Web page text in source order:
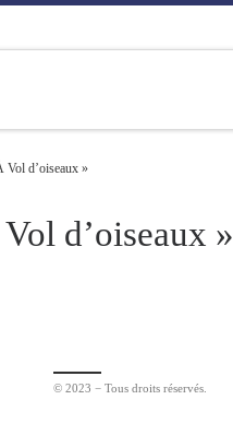
d’oiseaux »
d’oiseaux »
© 2023 − Tous droits réservés.